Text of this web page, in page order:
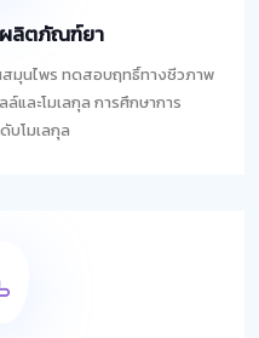
ลิตภัณฑ์ยา
มุนไพร ทดสอบฤทธิ์ทางชีวภาพ
และโมเลกุล การศึกษาการ
บโมเลกุล